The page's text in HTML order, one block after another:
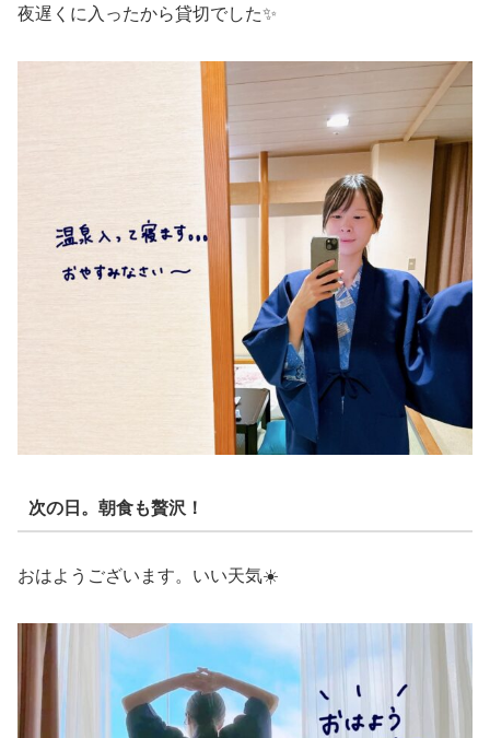
夜遅くに入ったから貸切でした✨
次の日。朝食も贅沢！
おはようございます。いい天気☀️